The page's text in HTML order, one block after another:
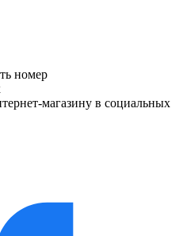
номер
магазину в социальных